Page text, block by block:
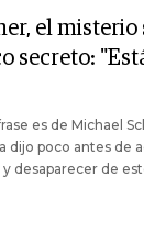
el
secreto:
es de Michael
dijo poco antes de
y desaparecer de